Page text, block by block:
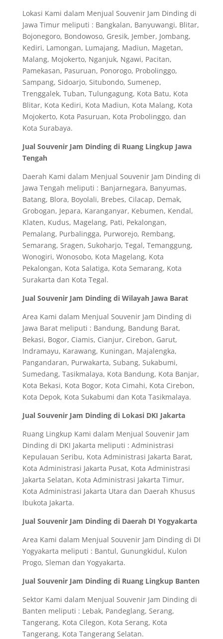
Lokasi Kami dalam Menjual Souvenir Jam Dinding di
Jawa Timur meliputi : Bangkalan, Banyuwangi, Blitar,
Bojonegoro, Bondowoso, Gresik, Jember, Jombang,
Kediri, Lamongan, Lumajang, Madiun, Magetan,
Malang, Mojokerto, Nganjuk, Ngawi, Pacitan,
Pamekasan, Pasuruan, Ponorogo, Probolinggo,
Sampang, Sidoarjo, Situbondo, Sumenep,
Trenggalek, Tuban, Tulungagung, Kota Batu, Kota
Blitar, Kota Kediri, Kota Madiun, Kota Malang, Kota
Mojokerto, Kota Pasuruan, Kota Probolinggo, dan
Kota Surabaya.
Jual Souvenir Jam Dinding di Ruang Lingkup Jawa
Tengah
Daerah Kami dalam Menjual Souvenir Jam Dinding di
Jawa Tengah meliputi : Banjarnegara, Banyumas,
Batang, Blora, Boyolali, Brebes, Cilacap, Demak,
Grobogan, Jepara, Karanganyar, Kebumen, Kendal,
Klaten, Kudus, Magelang, Pati, Pekalongan,
Pemalang, Purbalingga, Purworejo, Rembang,
Semarang, Sragen, Sukoharjo, Tegal, Temanggung,
Wonogiri, Wonosobo, Kota Magelang, Kota
Pekalongan, Kota Salatiga, Kota Semarang, Kota
Surakarta dan Kota Tegal.
Jual Souvenir Jam Dinding di Wilayah Jawa Barat
Area Kami dalam Menjual Souvenir Jam Dinding di
Jawa Barat meliputi : Bandung, Bandung Barat,
Bekasi, Bogor, Ciamis, Cianjur, Cirebon, Garut,
Indramayu, Karawang, Kuningan, Majalengka,
Pangandaran, Purwakarta, Subang, Sukabumi,
Sumedang, Tasikmalaya, Kota Bandung, Kota Banjar,
Kota Bekasi, Kota Bogor, Kota Cimahi, Kota Cirebon,
Kota Depok, Kota Sukabumi dan Kota Tasikmalaya.
Jual Souvenir Jam Dinding di Lokasi DKI Jakarta
Ruang Lingkup Kami dalam Menjual Souvenir Jam
Dinding di DKI Jakarta meliputi : Administrasi
Kepulauan Seribu, Kota Administrasi Jakarta Barat,
Kota Administrasi Jakarta Pusat, Kota Administrasi
Jakarta Selatan, Kota Administrasi Jakarta Timur,
Kota Administrasi Jakarta Utara dan Daerah Khusus
Ibukota Jakarta.
Jual Souvenir Jam Dinding di Daerah DI Yogyakarta
Area Kami dalam Menjual Souvenir Jam Dinding di DI
Yogyakarta meliputi : Bantul, Gunungkidul, Kulon
Progo, Sleman dan Yogyakarta.
Jual Souvenir Jam Dinding di Ruang Lingkup Banten
Sektor Kami dalam Menjual Souvenir Jam Dinding di
Banten meliputi : Lebak, Pandeglang, Serang,
Tangerang, Kota Cilegon, Kota Serang, Kota
Tangerang, Kota Tangerang Selatan.